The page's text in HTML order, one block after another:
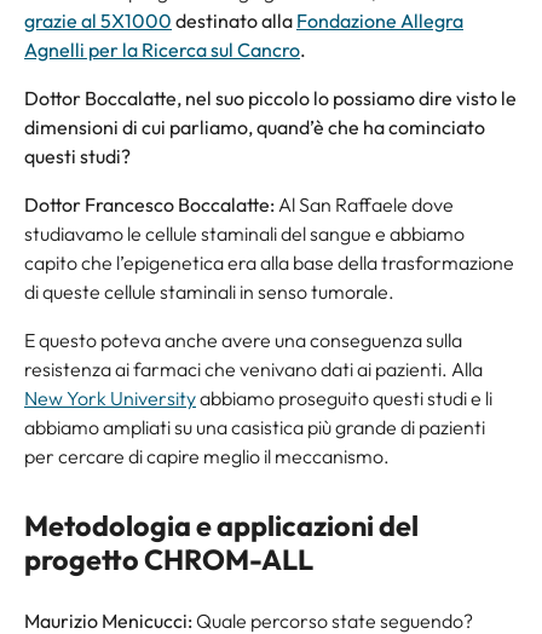
grazie al 5X1000 destinato alla Fondazione Allegra
Agnelli per la Ricerca sul Cancro.
Dottor Boccalatte, nel suo piccolo lo possiamo dire visto le
dimensioni di cui parliamo, quand’è che ha cominciato
questi studi?
Dottor Francesco Boccalatte: Al San Raffaele dove
studiavamo le cellule staminali del sangue e abbiamo
capito che l’epigenetica era alla base della trasformazione
di queste cellule staminali in senso tumorale.
E questo poteva anche avere una conseguenza sulla
resistenza ai farmaci che venivano dati ai pazienti. Alla
New York Universityabbiamo proseguito questi studi e li
abbiamo ampliati su una casistica più grande di pazienti
per cercare di capire meglio il meccanismo.
Metodologia e applicazioni del
progetto CHROM-ALL
Maurizio Menicucci: Quale percorso state seguendo?